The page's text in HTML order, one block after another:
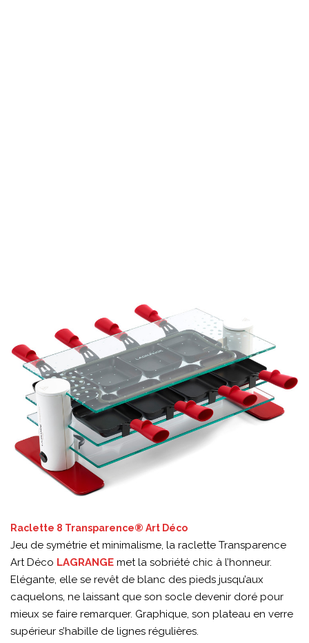
Raclette 8 Transparence® Art Déco
Jeu de symétrie et minimalisme, la raclette Transparence
Art Déco LAGRANGE met la sobriété chic à l’honneur.
Elégante, elle se revêt de blanc des pieds jusqu’aux
caquelons, ne laissant que son socle devenir doré pour
mieux se faire remarquer. Graphique, son plateau en verre
supérieur s’habille de lignes régulières.